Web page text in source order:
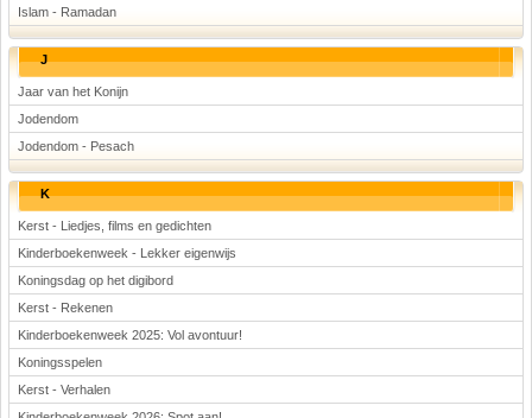
Islam - Ramadan
J
Jaar van het Konijn
Jodendom
Jodendom - Pesach
K
Kerst - Liedjes, films en gedichten
Kinderboekenweek - Lekker eigenwijs
Koningsdag op het digibord
Kerst - Rekenen
Kinderboekenweek 2025: Vol avontuur!
Koningsspelen
Kerst - Verhalen